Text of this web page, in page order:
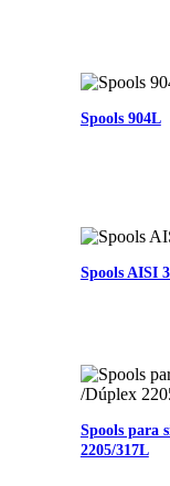
Spools 904L
Spools AISI
Spools para
2205/317L